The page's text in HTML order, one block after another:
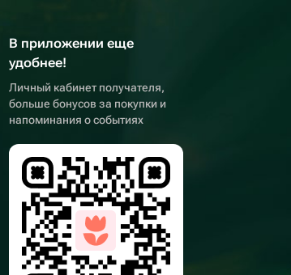
В приложении еще
удобнее!
Личный кабинет получателя,
больше бонусов за покупки и
напоминания о событиях